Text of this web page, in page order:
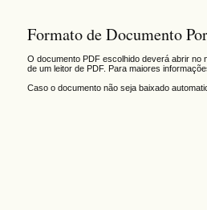
Formato de Documento
O documento PDF escolhido deverá abrir no
de um leitor de PDF. Para maiores
Caso o documento não seja baixado